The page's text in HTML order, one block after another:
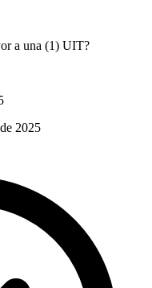
a una (1) UIT?
2025